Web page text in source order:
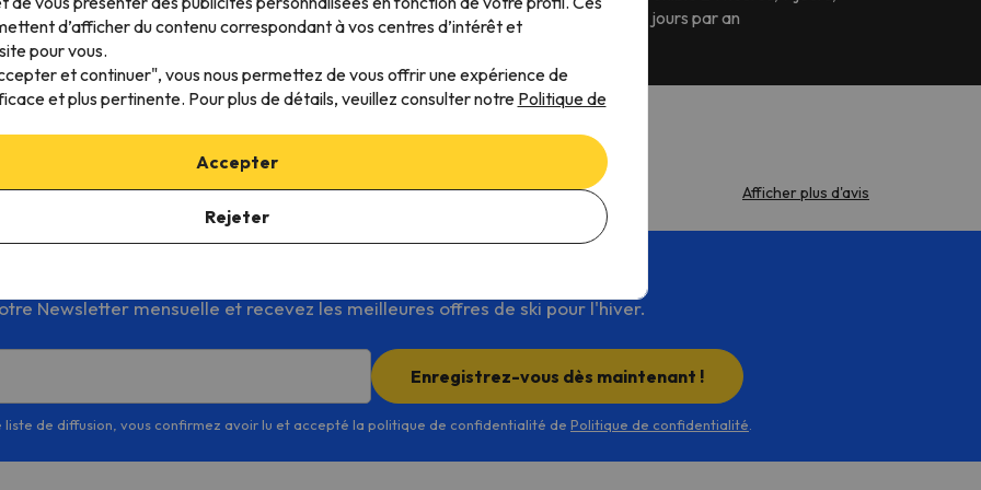
de ski en Europe
365 jours par an
Afficher plus d'avis
Newsletter mensuelle et recevez les meilleures offres de ski pour l'hiver.
Enregistrez-vous dès maintenant !
de diffusion, vous confirmez avoir lu et accepté la politique de confidentialité de Politique de confidentialité
d’afficher du contenu correspondant à vos centres d’intérêt et
pour vous.
et continuer", vous nous permettez de vous offrir une expérience de
et plus pertinente. Pour plus de détails, veuillez consulter notre Politique de
Accepter
Rejeter